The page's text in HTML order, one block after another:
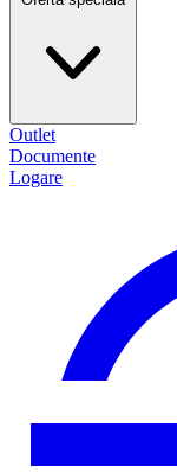
Outlet
Documente
Logare